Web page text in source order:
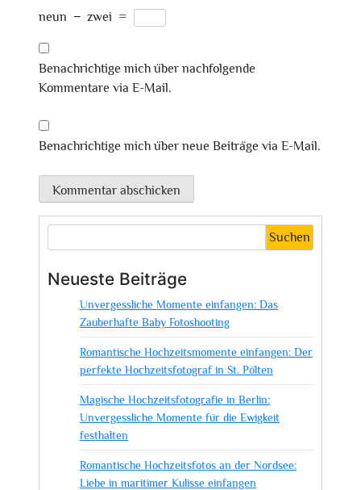
neun − zwei =
Benachrichtige mich über nachfolgende
Kommentare via E-Mail.
Benachrichtige mich über neue Beiträge via E-Mail.
Suchen
Neueste Beiträge
Unvergessliche Momente einfangen: Das
Zauberhafte Baby Fotoshooting
Romantische Hochzeitsmomente einfangen: Der
perfekte Hochzeitsfotograf in St. Pölten
Magische Hochzeitsfotografie in Berlin:
Unvergessliche Momente für die Ewigkeit
festhalten
Romantische Hochzeitsfotos an der Nordsee:
Liebe in maritimer Kulisse einfangen